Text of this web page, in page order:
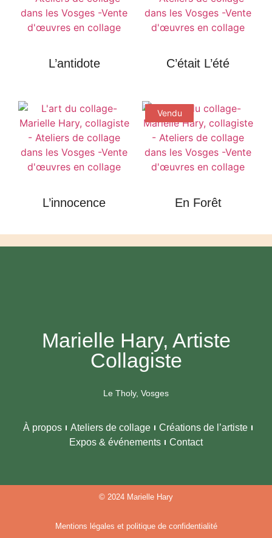
L’antidote C’était L’été
L’innocence
Vendu
En Forêt
Marielle Hary, Artiste
Collagiste
Le Tholy, Vosges
À propos Ateliers de collage
Créations de l’artiste
Expos & événements
Contact
© 2024 Marielle Hary
Mentions légales et politique de confidentialité